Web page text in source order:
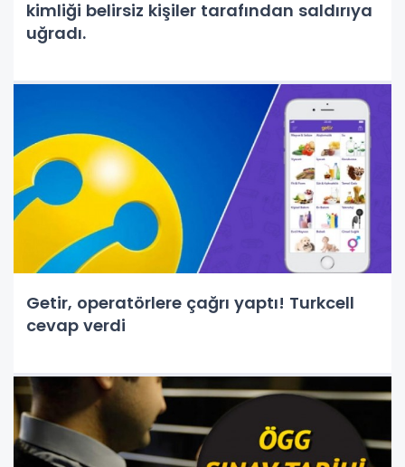
kimliği belirsiz kişiler tarafından saldırıya
uğradı.
Getir, operatörlere çağrı yaptı! Turkcell
cevap verdi